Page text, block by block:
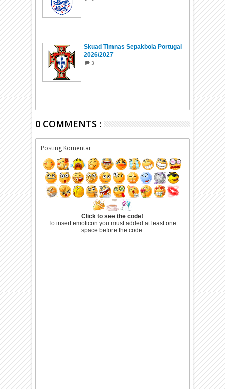
Skuad Timnas Sepakbola Portugal
2026/2027
3
0 COMMENTS :
Posting Komentar
Click to see the code!
To insert emoticon you must added at least one
space before the code.